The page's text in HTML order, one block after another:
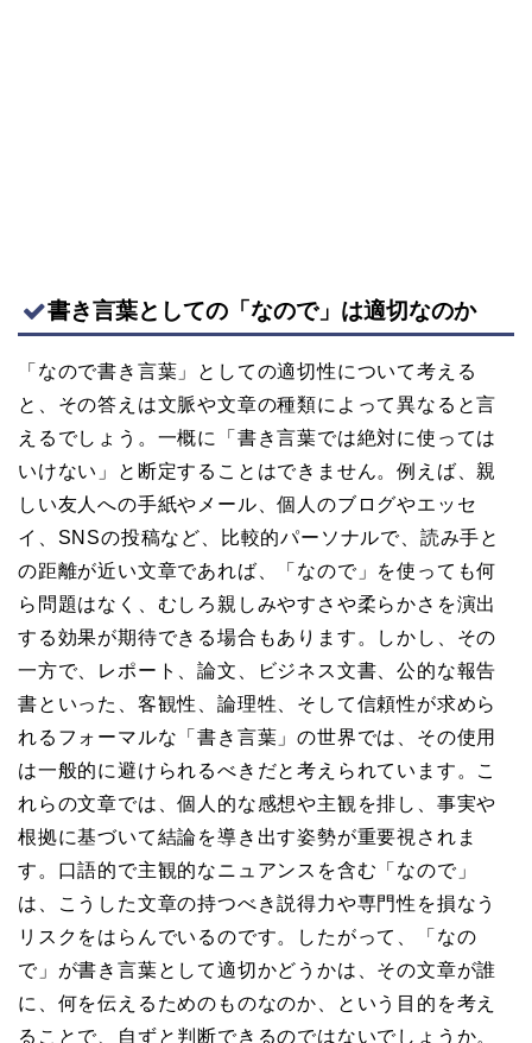
書き言葉としての「なので」は適切なのか
「なので書き言葉」としての適切性について考える
と、その答えは文脈や文章の種類によって異なると言
えるでしょう。一概に「書き言葉では絶対に使っては
いけない」と断定することはできません。例えば、親
しい友人への手紙やメール、個人のブログやエッセ
イ、SNSの投稿など、比較的パーソナルで、読み手と
の距離が近い文章であれば、「なので」を使っても何
ら問題はなく、むしろ親しみやすさや柔らかさを演出
する効果が期待できる場合もあります。しかし、その
一方で、レポート、論文、ビジネス文書、公的な報告
書といった、客観性、論理牲、そして信頼性が求めら
れるフォーマルな「書き言葉」の世界では、その使用
は一般的に避けられるべきだと考えられています。こ
れらの文章では、個人的な感想や主観を排し、事実や
根拠に基づいて結論を導き出す姿勢が重要視されま
す。口語的で主観的なニュアンスを含む「なので」
は、こうした文章の持つべき説得力や専門性を損なう
リスクをはらんでいるのです。したがって、「なの
で」が書き言葉として適切かどうかは、その文章が誰
に、何を伝えるためのものなのか、という目的を考え
ることで、自ずと判断できるのではないでしょうか。